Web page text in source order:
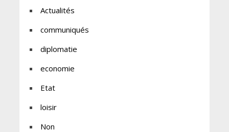
Actualités
communiqués
diplomatie
economie
Etat
loisir
Non